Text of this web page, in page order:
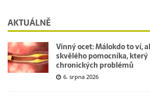
AKTUÁLNĚ
Vinný ocet: Málokdo to ví,
skvělého pomocníka,
chronických problémů
6. srpna 2026